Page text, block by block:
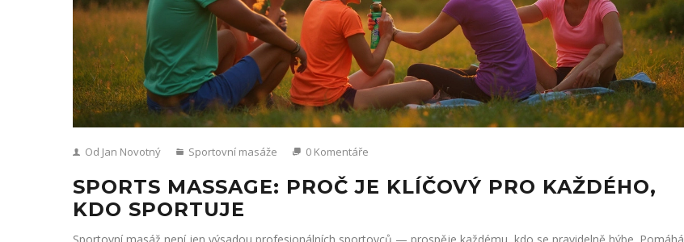
Od Jan Novotný Sportovní masáže 0 Komentáře
SPORTS MASSAGE: PROČ JE KLÍČOVÝ PRO KAŽDÉHO,
KDO SPORTUJE